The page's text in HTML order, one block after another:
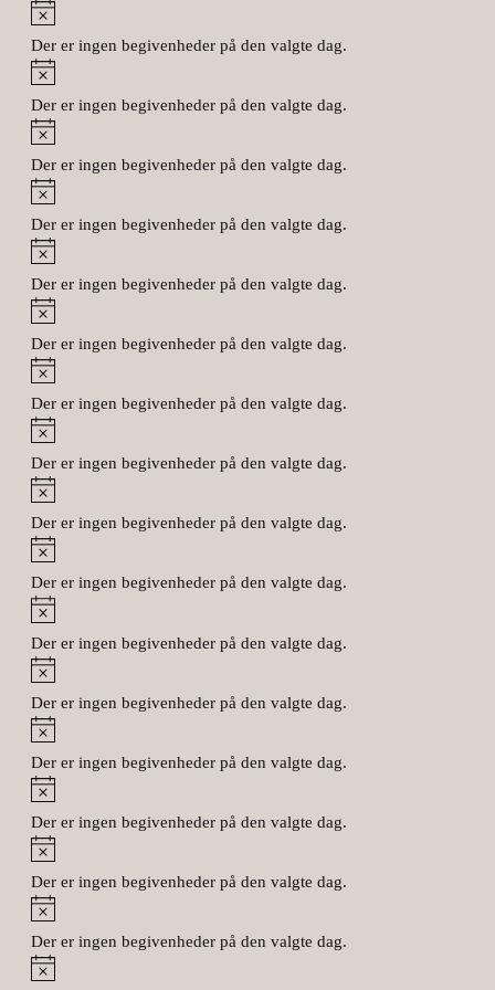
Notice
Der er ingen begivenheder på den valgte dag.
Notice
Der er ingen begivenheder på den valgte dag.
Notice
Der er ingen begivenheder på den valgte dag.
Notice
Der er ingen begivenheder på den valgte dag.
Notice
Der er ingen begivenheder på den valgte dag.
Notice
Der er ingen begivenheder på den valgte dag.
Notice
Der er ingen begivenheder på den valgte dag.
Notice
Der er ingen begivenheder på den valgte dag.
Notice
Der er ingen begivenheder på den valgte dag.
Notice
Der er ingen begivenheder på den valgte dag.
Notice
Der er ingen begivenheder på den valgte dag.
Notice
Der er ingen begivenheder på den valgte dag.
Notice
Der er ingen begivenheder på den valgte dag.
Notice
Der er ingen begivenheder på den valgte dag.
Notice
Der er ingen begivenheder på den valgte dag.
Notice
Der er ingen begivenheder på den valgte dag.
Notice